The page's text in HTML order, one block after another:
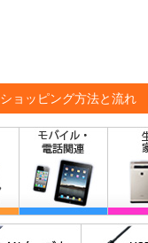
ショッピング方法と流れ